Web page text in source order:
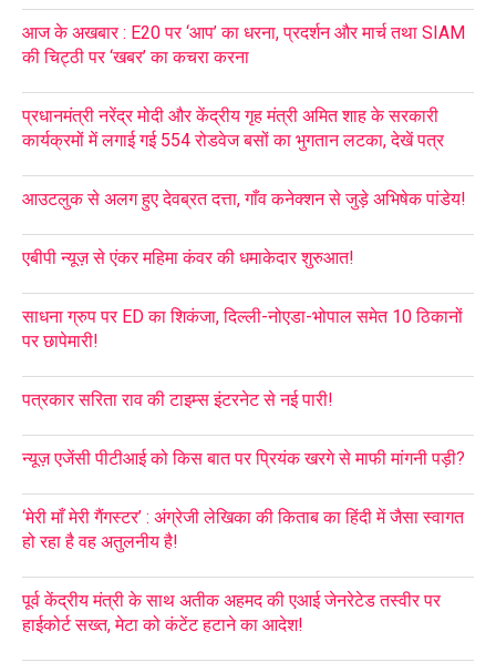
आज के अखबार : E20 पर ‘आप’ का धरना, प्रदर्शन और मार्च तथा SIAM
की चिट्ठी पर ‘खबर’ का कचरा करना
प्रधानमंत्री नरेंद्र मोदी और केंद्रीय गृह मंत्री अमित शाह के सरकारी
कार्यक्रमों में लगाई गई 554 रोडवेज बसों का भुगतान लटका, देखें पत्र
आउटलुक से अलग हुए देवब्रत दत्ता, गाँव कनेक्शन से जुड़े अभिषेक पांडेय!
एबीपी न्यूज़ से एंकर महिमा कंवर की धमाकेदार शुरुआत!
साधना ग्रुप पर ED का शिकंजा, दिल्ली-नोएडा-भोपाल समेत 10 ठिकानों
पर छापेमारी!
पत्रकार सरिता राव की टाइम्स इंटरनेट से नई पारी!
न्यूज़ एजेंसी पीटीआई को किस बात पर प्रियंक खरगे से माफी मांगनी पड़ी?
‘मेरी माँ मेरी गैंगस्टर’ : अंग्रेजी लेखिका की किताब का हिंदी में जैसा स्वागत
हो रहा है वह अतुलनीय है!
पूर्व केंद्रीय मंत्री के साथ अतीक अहमद की एआई जेनरेटेड तस्वीर पर
हाईकोर्ट सख्त, मेटा को कंटेंट हटाने का आदेश!